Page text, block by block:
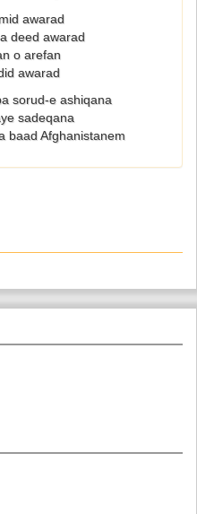
awarad
deed awarad
o arefan
awarad
sorud-e ashiqana
sadeqana
baad Afghanistanem